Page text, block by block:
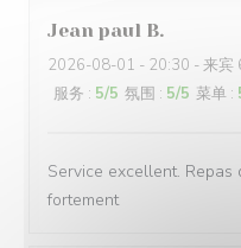
Jean paul B
2026-08-01 - 20:30 - 来宾
服务 : 5/5 氛围 : 5/5 菜单 :
Service excellent. Repas
fortement